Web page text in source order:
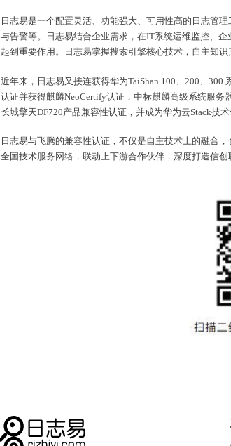
日志易是一个配置灵活、功能强大、可用性高的日志管
与告警等。日志易结合企业需求，在IT系统运维监控、
起到重要作用。日志易掌握搜索引擎核心技术，自主知识
近年来，日志易又接连获得华为TaiShan 100、200、
认证并获得麒麟NeoCertify认证，中标麒麟高级系统服
长城擎天DF720产品兼容性认证，并成为华为云Stack技
日志易与飞腾的兼容性认证，不仅是自主技术上的融合
全国技术服务网络，联动上下游合作伙伴，深度打造信